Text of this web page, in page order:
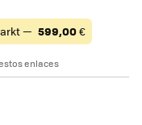
— 599,00€
enlaces